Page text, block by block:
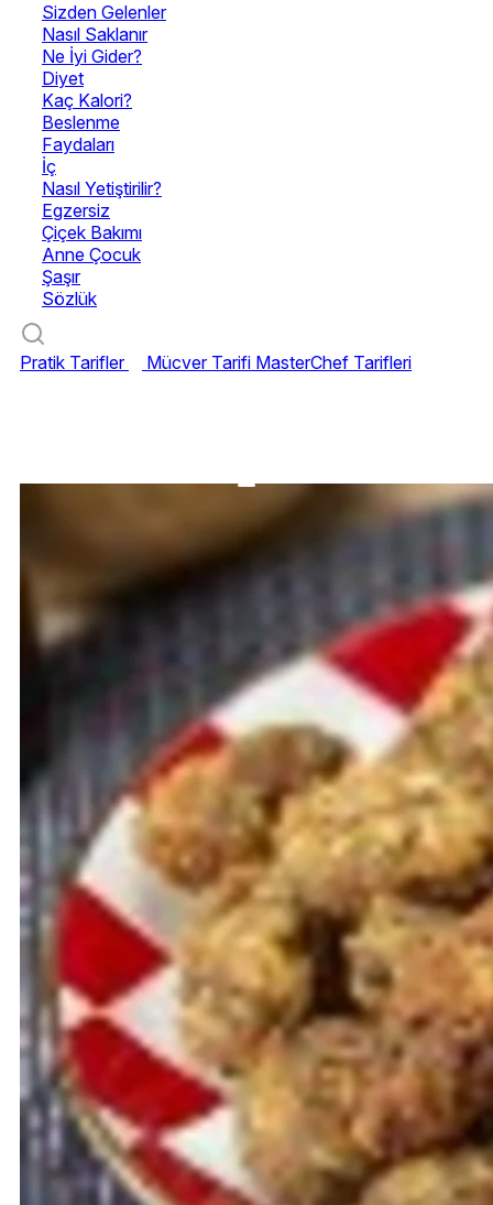
Sizden Gelenler
Nasıl Saklanır
Ne İyi Gider?
Diyet
Kaç Kalori?
Beslenme
Faydaları
İç
Nasıl Yetiştirilir?
Egzersiz
Çiçek Bakımı
Anne Çocuk
Şaşır
Sözlük
Pratik Tarifler Mücver Tarifi MasterChef Tarifleri